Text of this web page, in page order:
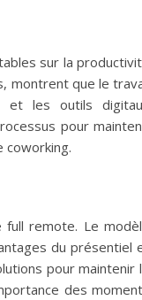
sur la
montrent que le
et les outils
pour
coworking.
full remote. Le
du présentiel
pour maintenir
des